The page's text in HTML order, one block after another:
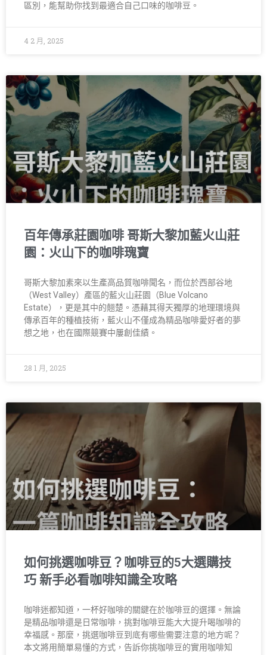
區別，能幫助你找到最適合自己口味的咖啡豆。
4 2 月, 2025
百年傳承莊園咖啡 哥斯大黎加藍火山莊
園：火山下的咖啡瑰寶
哥斯大黎加素來以生產高品質咖啡聞名，而位於西部谷地
（West Valley）產區的藍火山莊園（Blue Volcano
Estate），更是其中的翹楚。憑藉其得天獨厚的地理環境與
傳承百年的種植技術，藍火山不僅成為精品咖啡愛好者的夢
想之地，也在國際競賽中屢創佳績。
28 1 月, 2025
如何挑選咖啡豆？咖啡豆的5大選購技
巧 新手必看咖啡知識全攻略
咖啡迷都知道，一杯好咖啡的關鍵在於咖啡豆的選擇。無論
是精品咖啡還是日常咖啡，挑對咖啡豆能大大提升喝咖啡的
幸福感。那麼，挑選咖啡豆到底有哪些需要注意的地方呢？
本文將用簡單易懂的方式，告訴你挑咖啡豆的實用咖啡知